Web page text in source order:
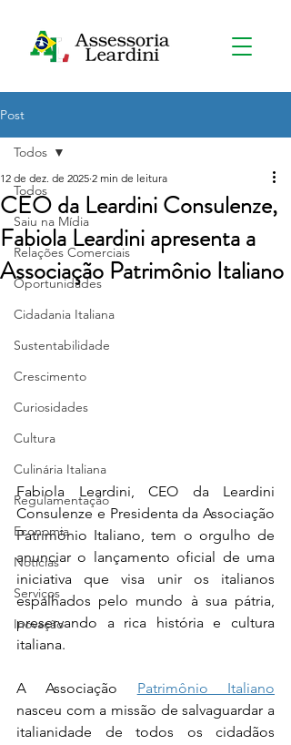
Post
Todos
Saiu na Mídia
Relações Comerciais
Oportunidades
Cidadania Italiana
Sustentabilidade
Crescimento
Curiosidades
Cultura
Culinária Italiana
Regulamentação
Economia
Notícias
Serviços
Inovação
Todos
CEO da Leardini Consulenze,
Fabiola Leardini apresenta a
Associação Patrimônio Italiano
12 de dez. de 2025 2 min de leitura
Fabiola Leardini, CEO da Leardini
Consulenze e Presidenta da Associação
Patrimônio Italiano, tem o orgulho de
anunciar o lançamento oficial de uma
iniciativa que visa unir os italianos
espalhados pelo mundo à sua pátria,
preservando a rica história e cultura
italiana.
A Associação Patrimônio Italiano
nasceu com a missão de salvaguardar a
italianidade de todos os cidadãos